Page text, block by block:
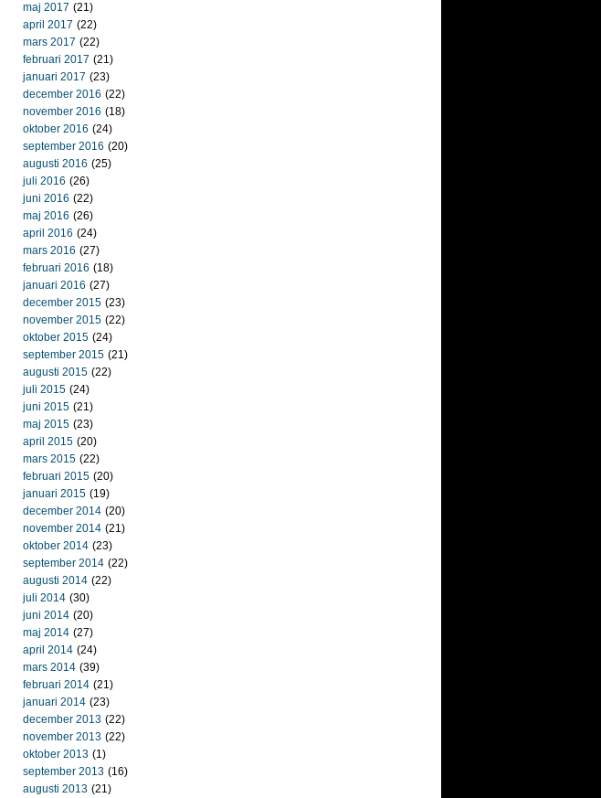
maj 2017 (21)
april 2017 (22)
mars 2017 (22)
februari 2017 (21)
januari 2017 (23)
december 2016 (22)
november 2016 (18)
oktober 2016 (24)
september 2016 (20)
augusti 2016 (25)
juli 2016 (26)
juni 2016 (22)
maj 2016 (26)
april 2016 (24)
mars 2016 (27)
februari 2016 (18)
januari 2016 (27)
december 2015 (23)
november 2015 (22)
oktober 2015 (24)
september 2015 (21)
augusti 2015 (22)
juli 2015 (24)
juni 2015 (21)
maj 2015 (23)
april 2015 (20)
mars 2015 (22)
februari 2015 (20)
januari 2015 (19)
december 2014 (20)
november 2014 (21)
oktober 2014 (23)
september 2014 (22)
augusti 2014 (22)
juli 2014 (30)
juni 2014 (20)
maj 2014 (27)
april 2014 (24)
mars 2014 (39)
februari 2014 (21)
januari 2014 (23)
december 2013 (22)
november 2013 (22)
oktober 2013 (1)
september 2013 (16)
augusti 2013 (21)